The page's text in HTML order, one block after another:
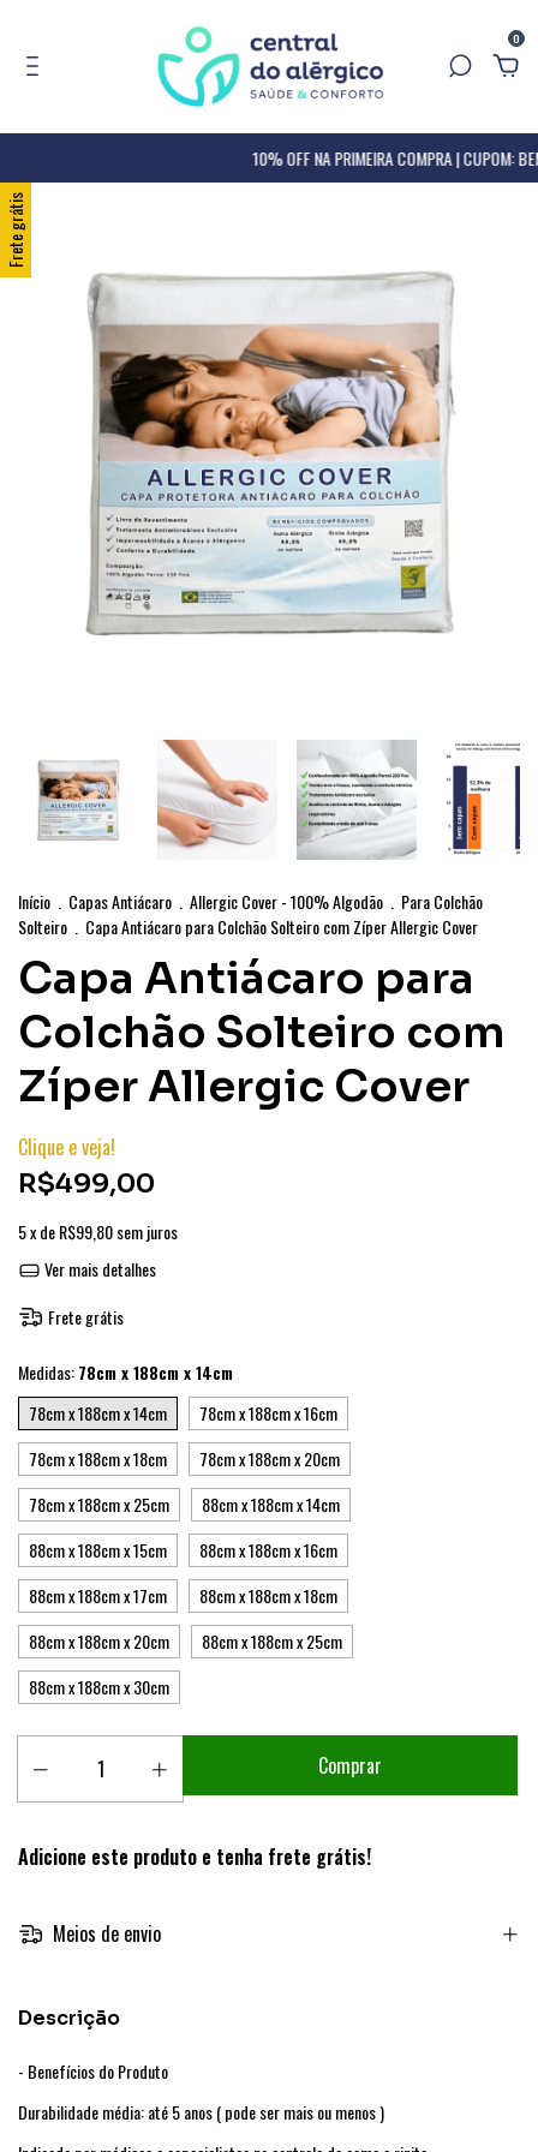
0
10% OFF NA PRIMEIRA COMPRA | CUPOM:
Frete grátis
Início Capas Antiácaro Allergic Cover - 100% Algodão
Para Colchão
Solteiro
Capa Antiácaro para Colchão Solteiro com Zíper Allergic Cover
Capa Antiácaro para
Colchão Solteiro com
Zíper Allergic Cover
Clique e veja!
R$499,00
5x deR$99,80sem juros
Ver mais detalhes
Frete grátis
Medidas:78cm x 188cm x 14cm
78cm x 188cm x 14cm
78cm x 188cm x 16cm
78cm x 188cm x 18cm
78cm x 188cm x 20cm
78cm x 188cm x 25cm
88cm x 188cm x 14cm
88cm x 188cm x 15cm
88cm x 188cm x 16cm
88cm x 188cm x 17cm
88cm x 188cm x 18cm
88cm x 188cm x 20cm
88cm x 188cm x 25cm
88cm x 188cm x 30cm
Adicione este produto e tenha frete grátis!
Meios de envio
Descrição
- Benefícios do Produto
Durabilidade média: até 5 anos ( pode ser mais ou menos )